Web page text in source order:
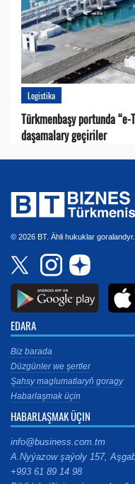
Logistika
Türkmenbaşy portunda
daşamalary geçiriler
© 2026 BT. Ähli hukuklar goralandyr.
EDARA
Biz barada
Düzgünler we şertler
Şahsy maglumatlaryň goragy
Habarlaşmak üçin
HABARLAŞMAK ÜÇIN
info@business.com.tm
A.Nyýazow şaýoly 157,
+993 61 89 14 98